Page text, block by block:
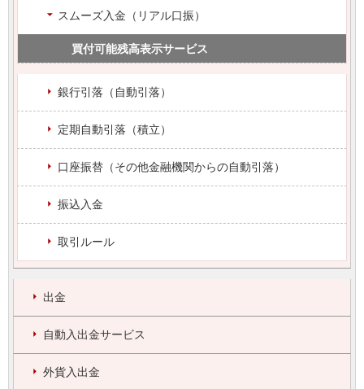
スムーズ入金（リアル口振）
買付可能残高表示サービス
銀行引落（自動引落）
定期自動引落（積立）
口座振替（その他金融機関からの自動引落）
振込入金
取引ルール
出金
自動入出金サービス
外貨入出金